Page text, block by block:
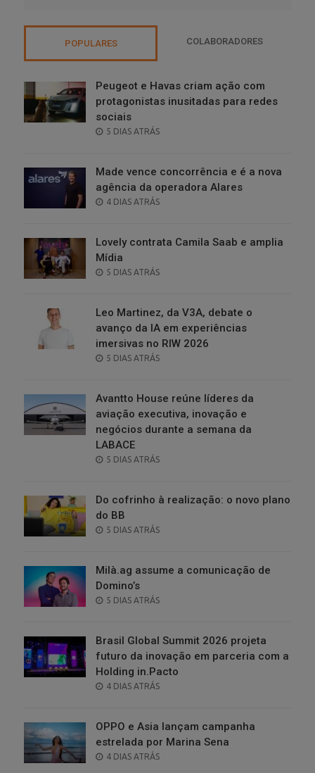
POPULARES COLABORADORES
Peugeot e Havas criam ação com
protagonistas inusitadas para redes
sociais
POSTED
5 DIAS ATRÁS
Made vence concorrência e é a nova
agência da operadora Alares
POSTED
4 DIAS ATRÁS
Lovely contrata Camila Saab e amplia
Mídia
POSTED
5 DIAS ATRÁS
Leo Martinez, da V3A, debate o
avanço da IA em experiências
imersivas no RIW 2026
POSTED
5 DIAS ATRÁS
Avantto House reúne líderes da
aviação executiva, inovação e
negócios durante a semana da
LABACE
POSTED
5 DIAS ATRÁS
Do cofrinho à realização: o novo plano
do BB
POSTED
5 DIAS ATRÁS
Milà.ag assume a comunicação de
Domino’s
POSTED
5 DIAS ATRÁS
Brasil Global Summit 2026 projeta
futuro da inovação em parceria com a
Holding in.Pacto
POSTED
4 DIAS ATRÁS
OPPO e Asia lançam campanha
estrelada por Marina Sena
POSTED
4 DIAS ATRÁS